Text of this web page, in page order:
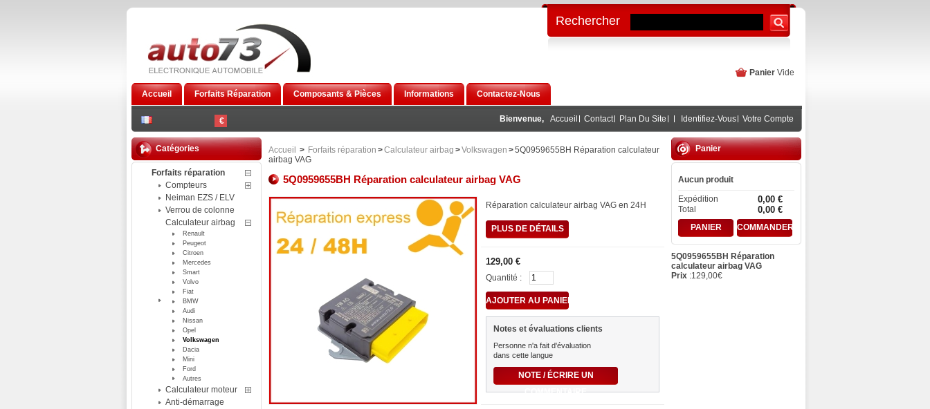
€
Accueil Forfaits Réparation Composants & Pièces Informations Contactez-Nous
Panier Vide
Bienvenue, Accueil Contact Plan Du Site Identifiez-Vous Votre Compte
Rechercher
Catégories
Forfaits réparation
Compteurs
Neiman EZS / ELV
Verrou de colonne
Calculateur airbag
Renault
Peugeot
Citroen
Mercedes
Smart
Volvo
Fiat
BMW
Audi
Nissan
Opel
Volkswagen
Dacia
Mini
Ford
Autres
Calculateur moteur
Anti-démarrage
Accueil > Forfaits réparation >Calculateur airbag >Volkswagen >5Q0959655BH Réparation calculateur
airbag VAG
5Q0959655BH Réparation calculateur airbag VAG
Réparation calculateur airbag VAG en 24H
PLUS DE DÉTAILS
129,00 €
Quantité :
Notes et évaluations clients
Personne n'a fait d'évaluation
dans cette langue
NOTE / ÉCRIRE UN
COMMENTAIRE
Panier
Aucun produit
Expédition
0,00 €
Total 0,00 €
PANIER COMMANDER
5Q0959655BH Réparation
calculateur airbag VAG
Prix :129,00€